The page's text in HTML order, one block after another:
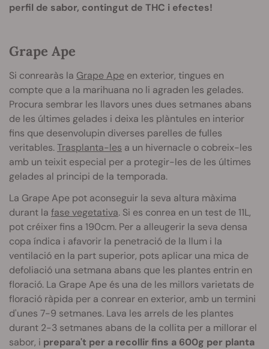
perfil de sabor, contingut de THC i efectes!
Grape Ape
Si conrearàs la Grape Ape en exterior, tingues en
compte que a la marihuana no li agraden les gelades.
Procura sembrar les llavors unes dues setmanes abans
de les últimes gelades i deixa les plàntules en interior
fins que desenvolupin diverses parelles de fulles
veritables.Trasplanta-les a un hivernacle o cobreix-les
amb un teixit especial per a protegir-les de les últimes
gelades al principi de la temporada.
La Grape Ape pot aconseguir la seva altura màxima
durant la fase vegetativa. Si es conrea en un test de 11L,
pot créixer fins a 190cm. Per a alleugerir la seva densa
copa índica i afavorir la penetració de la llum i la
ventilació en la part superior, pots aplicar una mica de
defoliació una setmana abans que les plantes entrin en
floració. La Grape Ape és una de les millors varietats de
floració ràpida per a conrear en exterior, amb un termini
d'unes 7-9 setmanes. Lava les arrels de les plantes
durant 2-3 setmanes abans de la collita per a millorar el
sabor, i prepara't per a recollir fins a 600g per planta